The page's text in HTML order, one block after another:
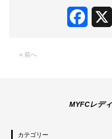
« 前へ
MYFCレデ
カテゴリー